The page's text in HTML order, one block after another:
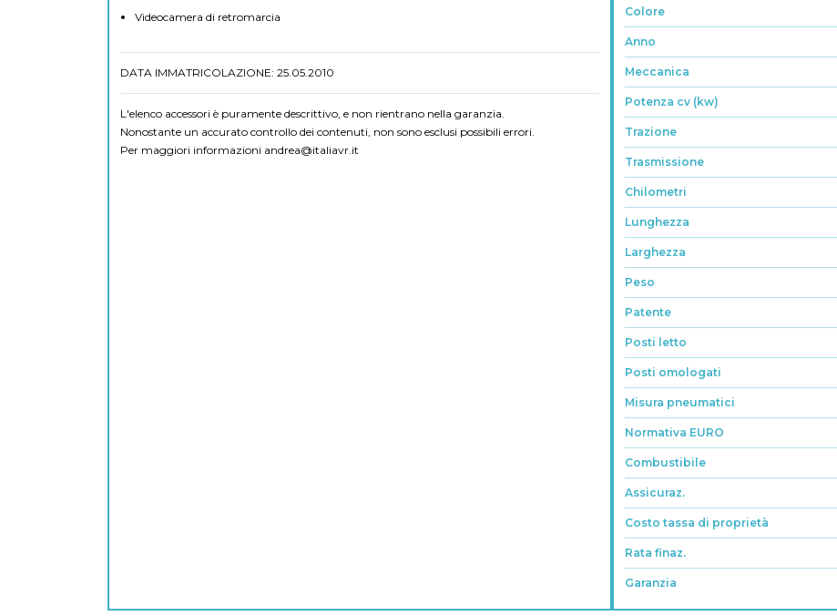
Videocamera di retromarcia
DATA IMMATRICOLAZIONE: 25.05.2010
L'elenco accessori è puramente descrittivo, e non rientrano nella garanzia.
Nonostante un accurato controllo dei contenuti, non sono esclusi possibili errori.
Per maggiori informazioni andrea@italiavr.it
Colore
Anno
Meccanica
Potenza cv (kw)
Trazione
Trasmissione
Chilometri
Lunghezza
Larghezza
Peso
Patente
Posti letto
Posti omologati
Misura pneumatici
Normativa EURO
Combustibile
Assicuraz.
Costo tassa di proprietà
Rata finaz.
Garanzia